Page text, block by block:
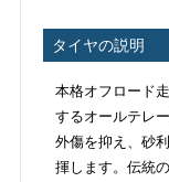
タイヤの説明
本格オフロード
するオールテレ
外傷を抑え、砂
揮します。伝統